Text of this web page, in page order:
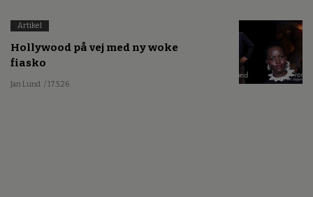
Artikel
Hollywood på vej med ny woke
fiasko
Jan Lund / 17.5.26